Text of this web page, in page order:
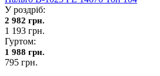
У роздріб:
2 982 грн.
1 193 грн.
Гуртом:
1 988 грн.
795 грн.